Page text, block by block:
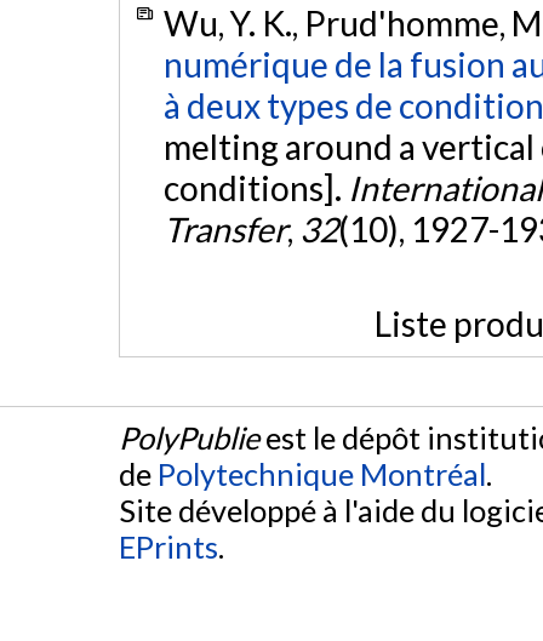
Wu, Y. K., Prud'homme,
numérique de la fusion
à deux types de
melting around a
conditions].
Transfer, 32(10), 1927-
Liste
PolyPublieest le dépôt
de Polytechnique Montréal.
Site développé à l'aide du
EPrints.